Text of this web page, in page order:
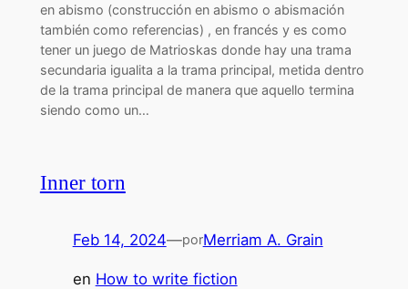
en abismo (construcción en abismo o abismación
también como referencias) , en francés y es como
tener un juego de Matrioskas donde hay una trama
secundaria igualita a la trama principal, metida dentro
de la trama principal de manera que aquello termina
siendo como un…
Inner torn
Feb 14, 2024—porMerriam A. Grain
en How to write fiction